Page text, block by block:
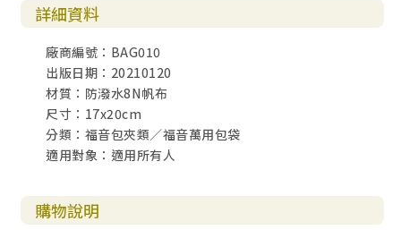
詳細資料
廠商編號：BAG010
出版日期：20210120
材質：防潑水8N帆布
尺寸：17x20cm
分類：福音包夾類／福音萬用包袋
適用對象：適用所有人
購物說明